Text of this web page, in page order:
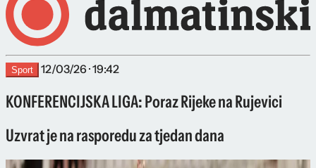
Sport 12/03/26 · 19:42
KONFERENCIJSKA LIGA: Poraz Rijeke na Rujevici
Uzvrat je na rasporedu za tjedan dana